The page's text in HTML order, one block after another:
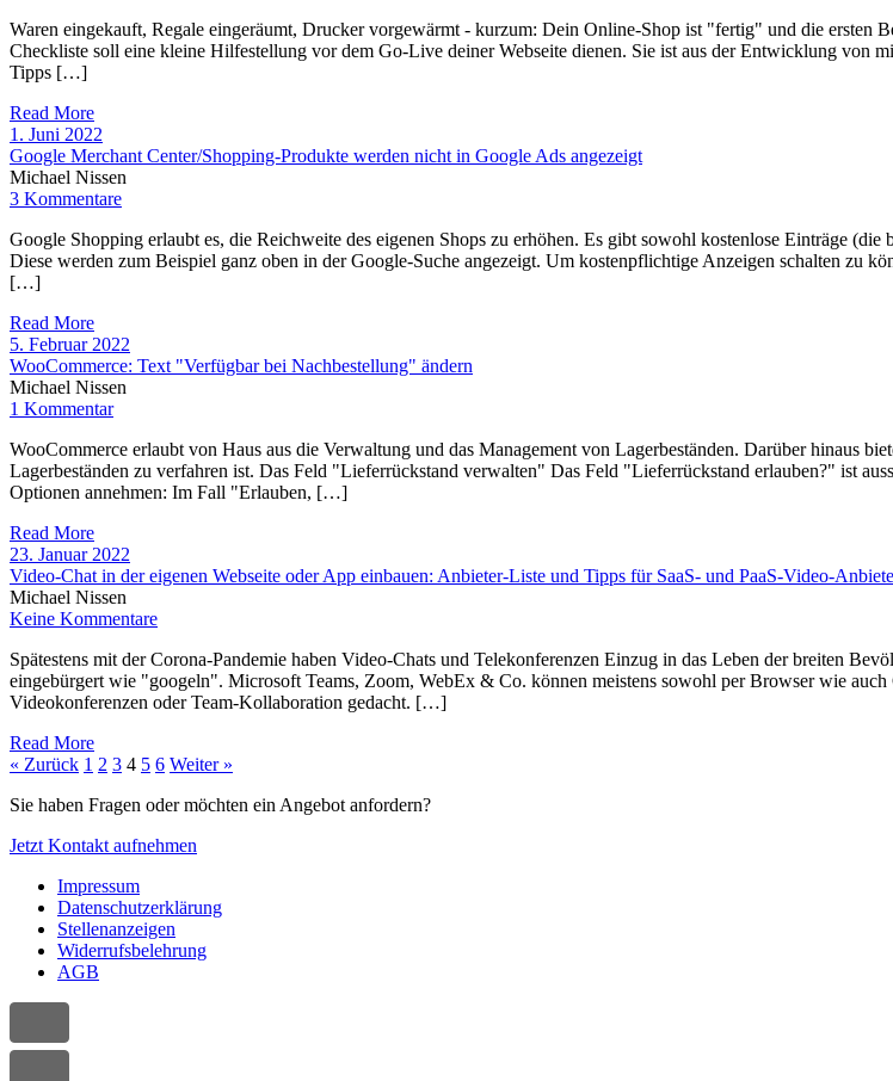
Waren eingekauft, Regale eingeräumt, Drucker vorgewärmt - kurzum: Dein Online-Shop ist "fertig" und die ersten
Checkliste soll eine kleine Hilfestellung vor dem Go-Live deiner Webseite dienen. Sie ist aus der Entwicklung von
Tipps […]
Read More
1. Juni 2022
Google Merchant Center/Shopping-Produkte werden nicht in Google Ads angezeigt
Michael Nissen
3 Kommentare
Google Shopping erlaubt es, die Reichweite des eigenen Shops zu erhöhen. Es gibt sowohl kostenlose Einträge
Diese werden zum Beispiel ganz oben in der Google-Suche angezeigt. Um kostenpflichtige Anzeigen schalten zu
[…]
Read More
5. Februar 2022
WooCommerce: Text "Verfügbar bei Nachbestellung" ändern
Michael Nissen
1 Kommentar
WooCommerce erlaubt von Haus aus die Verwaltung und das Management von Lagerbeständen. Darüber hinaus
Lagerbeständen zu verfahren ist. Das Feld "Lieferrückstand verwalten" Das Feld "Lieferrückstand erlauben?" ist
Optionen annehmen: Im Fall "Erlauben, […]
Read More
23. Januar 2022
Video-Chat in der eigenen Webseite oder App einbauen: Anbieter-Liste und Tipps für SaaS- und PaaS-Video-
Michael Nissen
Keine Kommentare
Spätestens mit der Corona-Pandemie haben Video-Chats und Telekonferenzen Einzug in das Leben der breiten
eingebürgert wie "googeln". Microsoft Teams, Zoom, WebEx & Co. können meistens sowohl per Browser wie
Videokonferenzen oder Team-Kollaboration gedacht. […]
Read More
« Zurück 1 2 3 4 5 6 Weiter »
Sie haben Fragen oder möchten ein Angebot anfordern?
Jetzt Kontakt aufnehmen
Impressum
Datenschutzerklärung
Stellenanzeigen
Widerrufsbelehrung
AGB